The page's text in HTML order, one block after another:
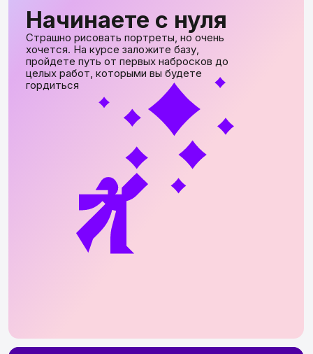
Повышаете
Хочется систематизировать свои знания
и выйти на новый уровень. Получите
разборы своих работ от действующих
экспертов в арт-индустрии